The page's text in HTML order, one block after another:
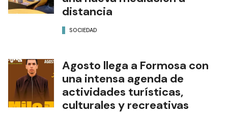
distancia
SOCIEDAD
Agosto llega a Formosa con
una intensa agenda de
actividades turísticas,
culturales y recreativas